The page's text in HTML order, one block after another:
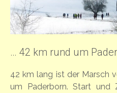
… 42 km rund um
42 km lang ist der Marsch
um Paderborn. Start